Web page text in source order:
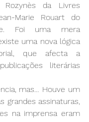
Rozynès da Livres
Marie Rouart do
Foi uma mera
uma nova lógica
que afecta a
literárias
mas… Houve um
grandes assinaturas,
na imprensa eram